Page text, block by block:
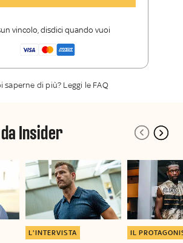
newsletter esclusiva di Sky Sport
vincolo, disdici quando vuoi
saperne di più? Leggi le FAQ
Insider
L'INTERVISTA IL